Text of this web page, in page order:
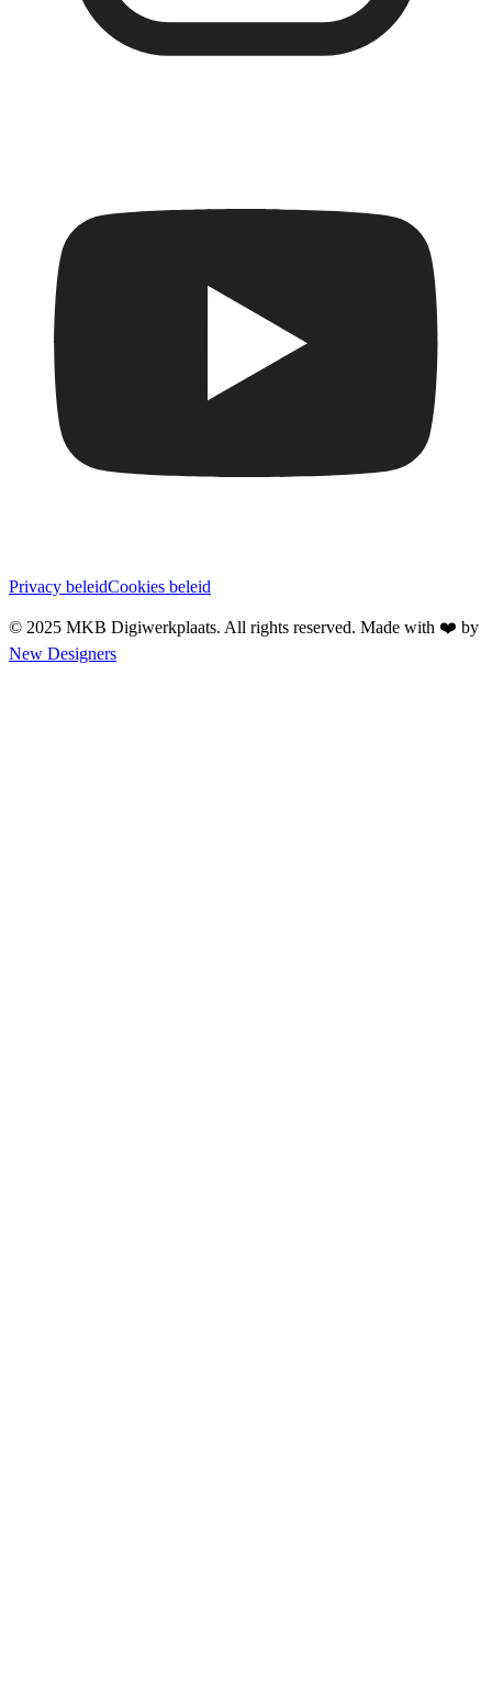
Privacy beleidCookies beleid
© 2025 MKB Digiwerkplaats. All rights reserved. Made with ❤️ by
New Designers